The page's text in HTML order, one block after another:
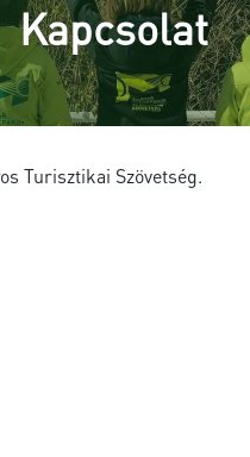
Kapcsolat
Turisztikai Szövetség.